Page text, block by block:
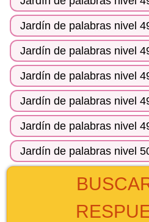
Jardín de palabras nivel
Jardín de palabras nivel
Jardín de palabras nivel
Jardín de palabras nivel
Jardín de palabras nivel
Jardín de palabras nivel